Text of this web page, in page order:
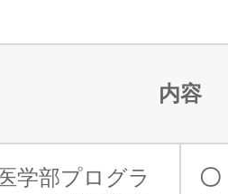
内容
学部プログラ
〇